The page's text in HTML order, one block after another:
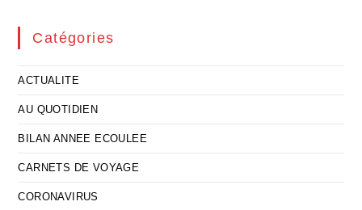
Catégories
ACTUALITE
AU QUOTIDIEN
BILAN ANNEE ECOULEE
CARNETS DE VOYAGE
CORONAVIRUS